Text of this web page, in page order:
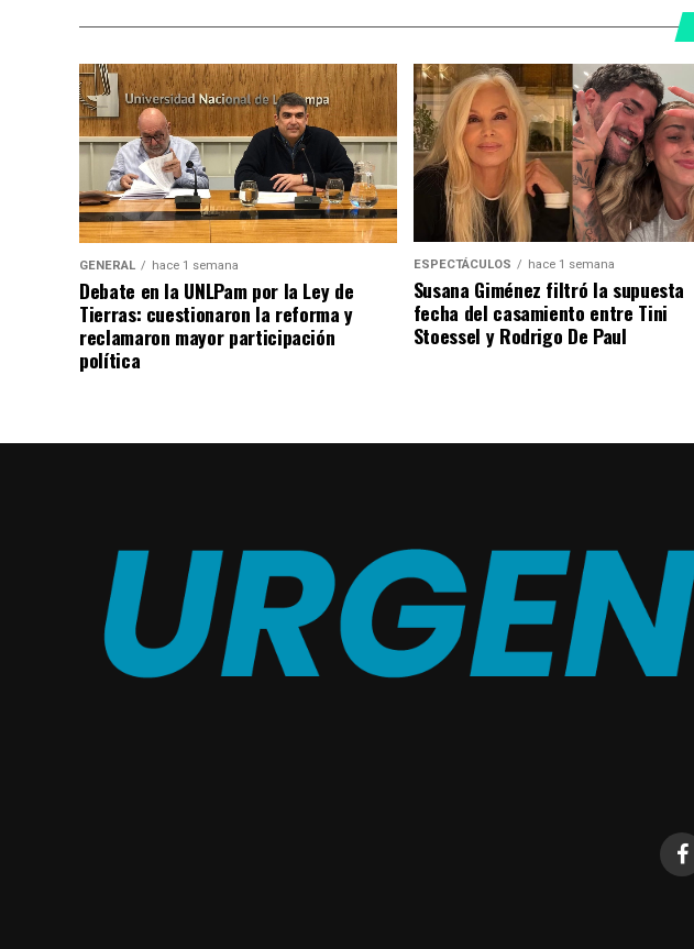
GENERAL hace 1 semana
Debate en la UNLPam por la Ley de
Tierras: cuestionaron la reforma y
reclamaron mayor participación
política
ESPECTÁCULOS hace 1 semana
Susana Giménez filtró la supuesta
fecha del casamiento entre Tini
Stoessel y Rodrigo De Paul